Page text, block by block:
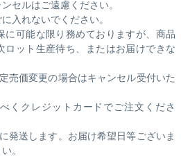
セルはご遠慮ください。
入れないでください。
に可能な限り務めておりますが、商品
ロット生産待ち、またはお届けできな
売価変更の場合はキャンセル受付いた
くクレジットカードでご注文くださ
発送します。お届け希望日等ございま
。